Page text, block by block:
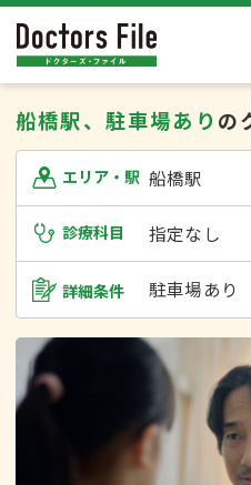
船橋駅、駐車場あり の
エリア・駅 船橋駅
診療科目 指定なし
詳細条件 駐車場あり